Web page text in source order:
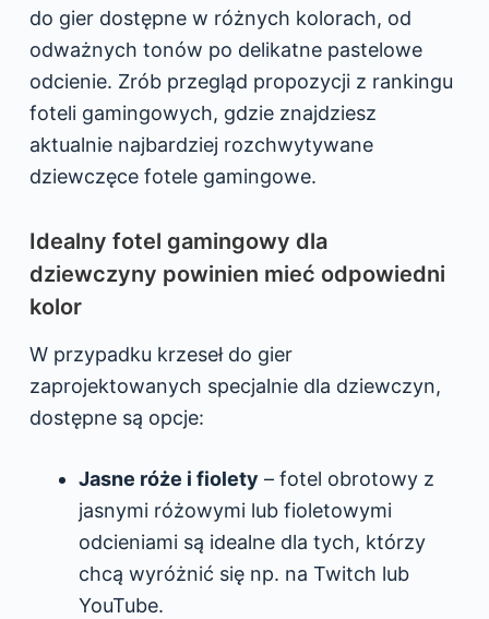
do gier dostępne w różnych kolorach, od
odważnych tonów po delikatne pastelowe
odcienie. Zrób przegląd propozycji z rankingu
foteli gamingowych, gdzie znajdziesz
aktualnie najbardziej rozchwytywane
dziewczęce fotele gamingowe.
Idealny fotel gamingowy dla
dziewczyny powinien mieć odpowiedni
kolor
W przypadku krzeseł do gier
zaprojektowanych specjalnie dla dziewczyn,
dostępne są opcje:
Jasne róże i fiolety – fotel obrotowy z
jasnymi różowymi lub fioletowymi
odcieniami są idealne dla tych, którzy
chcą wyróżnić się np. na Twitch lub
YouTube.